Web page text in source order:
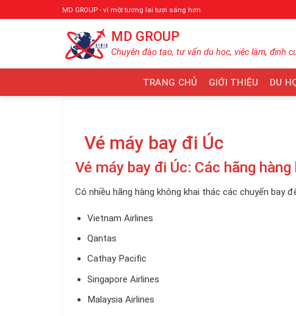
qua
MD GROUP - vì một tương lai tươi sáng hơn
MD GROUP
Chuyên đào tạo, tư vấn du học, việc làm, định
TRANG CHỦ GIỚI THIỆU DU
Vé máy bay đi Úc
Vé máy bay đi Úc: Các hãng
Có nhiều hãng hàng không khai thác các chuyến bay
Vietnam Airlines
Qantas
Cathay Pacific
Singapore Airlines
Malaysia Airlines